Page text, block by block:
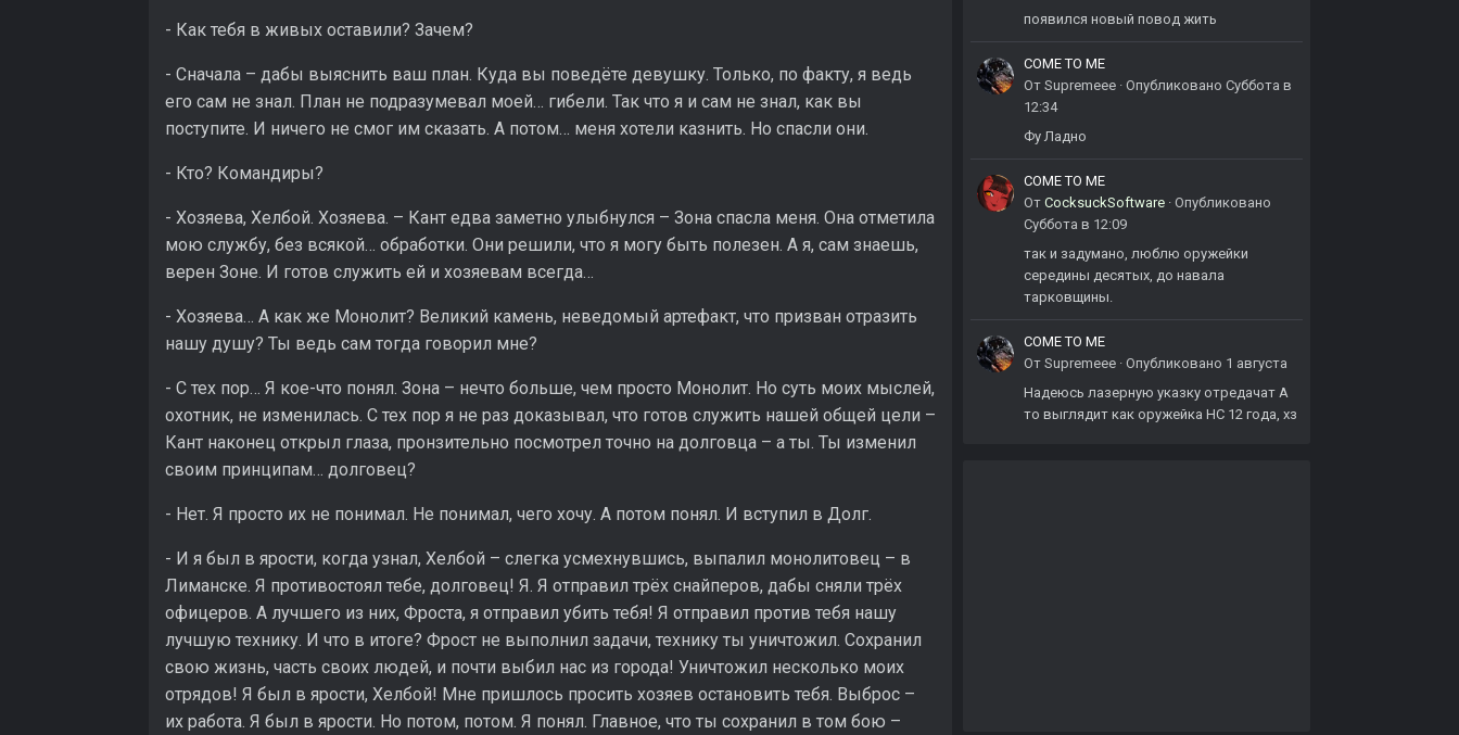
- Как тебя в живых оставили? Зачем?
- Сначала – дабы выяснить ваш план. Куда вы поведёте девушку. Только, по факту, я ведь
его сам не знал. План не подразумевал моей… гибели. Так что я и сам не знал, как вы
поступите. И ничего не смог им сказать. А потом… меня хотели казнить. Но спасли они.
- Кто? Командиры?
- Хозяева, Хелбой. Хозяева. – Кант едва заметно улыбнулся – Зона спасла меня. Она отметила
мою службу, без всякой… обработки. Они решили, что я могу быть полезен. А я, сам знаешь,
верен Зоне. И готов служить ей и хозяевам всегда…
- Хозяева… А как же Монолит? Великий камень, неведомый артефакт, что призван отразить
нашу душу? Ты ведь сам тогда говорил мне?
- С тех пор… Я кое-что понял. Зона – нечто больше, чем просто Монолит. Но суть моих мыслей,
охотник, не изменилась. С тех пор я не раз доказывал, что готов служить нашей общей цели –
Кант наконец открыл глаза, пронзительно посмотрел точно на долговца – а ты. Ты изменил
своим принципам… долговец?
- Нет. Я просто их не понимал. Не понимал, чего хочу. А потом понял. И вступил в Долг.
- И я был в ярости, когда узнал, Хелбой – слегка усмехнувшись, выпалил монолитовец – в
Лиманске. Я противостоял тебе, долговец! Я. Я отправил трёх снайперов, дабы сняли трёх
офицеров. А лучшего из них, Фроста, я отправил убить тебя! Я отправил против тебя нашу
лучшую технику. И что в итоге? Фрост не выполнил задачи, технику ты уничтожил. Сохранил
свою жизнь, часть своих людей, и почти выбил нас из города! Уничтожил несколько моих
отрядов! Я был в ярости, Хелбой! Мне пришлось просить хозяев остановить тебя. Выброс –
их работа. Я был в ярости. Но потом, потом. Я понял. Главное, что ты сохранил в том бою –
появился новый повод жить
COME TO ME
От Supremeee · Опубликовано Суббота в
12:34
Фу Ладно
COME TO ME
От CocksuckSoftware · Опубликовано
Суббота в 12:09
так и задумано, люблю оружейки
середины десятых, до навала
тарковщины.
COME TO ME
От Supremeee · Опубликовано 1 августа
Надеюсь лазерную указку отредачат А
то выглядит как оружейка НС 12 года, хз